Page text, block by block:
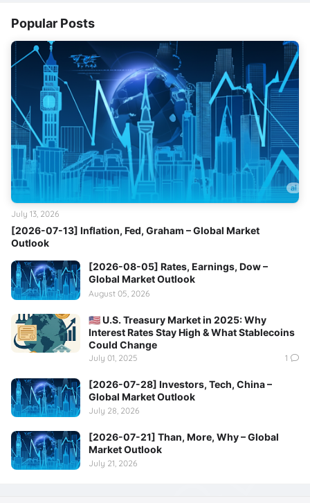
Popular Posts
[2026-07-13] Inflation, Fed, Graham – Global Market
Outlook
July 13, 2026
[2026-08-05] Rates, Earnings, Dow –
Global Market Outlook
August 05, 2026
🇺🇸 U.S. Treasury Market in 2025: Why
Interest Rates Stay High & What Stablecoins
Could Change
July 01, 2025 1
[2026-07-28] Investors, Tech, China –
Global Market Outlook
July 28, 2026
[2026-07-21] Than, More, Why – Global
Market Outlook
July 21, 2026